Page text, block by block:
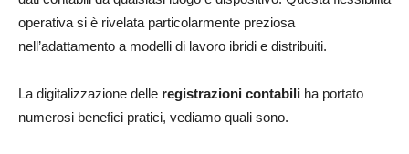
operativa si è rivelata particolarmente preziosa
nell’adattamento a modelli di lavoro ibridi e distribuiti.
La digitalizzazione delle registrazioni contabili ha portato
numerosi benefici pratici, vediamo quali sono.